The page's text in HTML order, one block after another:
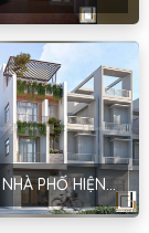
THIẾT KẾ NHÀ PHỐ HIỆN ĐẠI 3 TẦNG CỦA ANH DŨNG TẠI HÀ NỘI